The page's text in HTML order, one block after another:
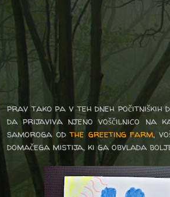
prav tako pa v teh dneh počitniških
da prijaviva njeno voščilnico na
samoroga odthe greeting farm,
domačega mistija, ki ga obvlada